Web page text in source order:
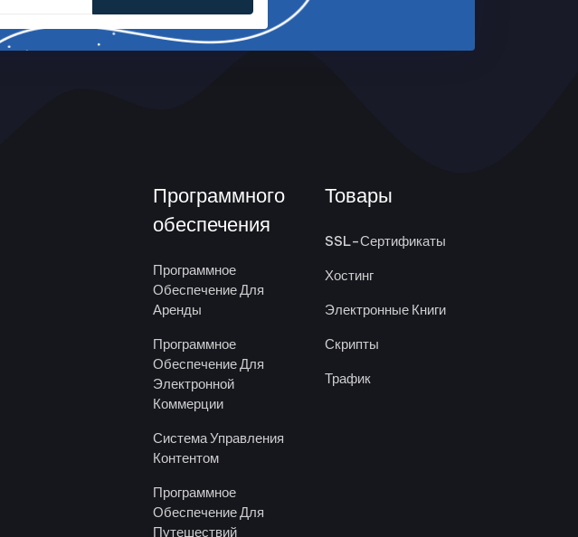
Программного
обеспечения
Программное
Обеспечение Для
Аренды
Программное
Обеспечение Для
Электронной
Коммерции
Система Управления
Контентом
Программное
Обеспечение Для
Путешествий
Товары
SSL-Сертификаты
Хостинг
Электронные Книги
Скрипты
Трафик